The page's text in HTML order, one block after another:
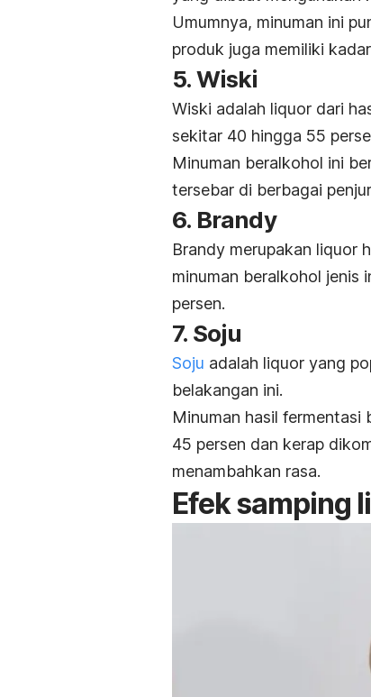
Umumnya, minuman ini
produk juga memiliki
5. Wiski
Wiski adalah liquor dari
sekitar 40 hingga 55
Minuman beralkohol ini
tersebar di berbagai
6. Brandy
Brandy merupakan liquor
minuman beralkohol
persen.
7. Soju
Soju adalah liquor yang
belakangan ini.
Minuman hasil fermentasi
45 persen dan kerap
menambahkan rasa.
Efek samping